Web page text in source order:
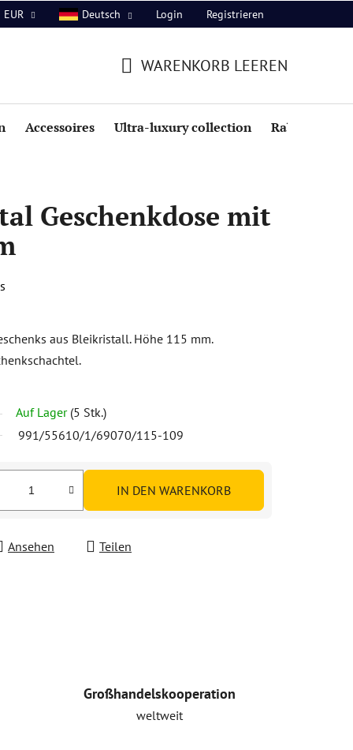
EUR Deutsch Login Registrieren
WARENKORB LEEREN
Accessoires Ultra-luxury collection Rabatte
Geschenkdose mit
aus Bleikristall. Höhe 115 mm.
Auf Lager (5 Stk.)
991/55610/1/69070/115-109
IN DEN WARENKORB
Ansehen Teilen
Großhandelskooperation
weltweit